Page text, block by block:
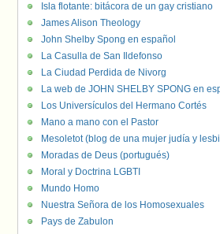
Isla flotante: bitácora de un gay cristiano
James Alison Theology
John Shelby Spong en español
La Casulla de San Ildefonso
La Ciudad Perdida de Nivorg
La web de JOHN SHELBY SPONG en
Los Universículos del Hermano Cortés
Mano a mano con el Pastor
Mesoletot (blog de una mujer judía y
Moradas de Deus (portugués)
Moral y Doctrina LGBTI
Mundo Homo
Nuestra Señora de los Homosexuales
Pays de Zabulon